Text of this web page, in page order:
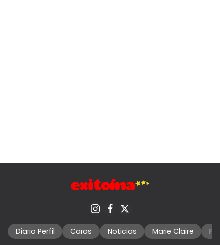
Diario Perfil Caras Noticias Marie Claire